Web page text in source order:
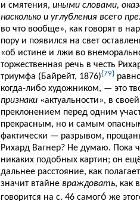
и смятения, иными словами,
насколько и углубления всего
во что вообще», как говорят в
пору и появился на свет
«об истине и лжи во
торжественная речь в честь
триумфа (Байрейт, 1876){79}
когда-либо художником, — это
признаки«актуальности», в
преклонением перед одним
прекрасным, но и самым
фактически — разрывом,
Рихард Вагнер? Не думаю. Пока
никаких подобных картин; он
дальнее расстояние, как
значит втайне враждовать, как
говорится на с. 46 самого́ же